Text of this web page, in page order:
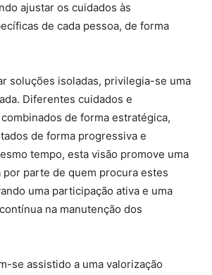
ajustar os cuidados às
de cada pessoa, de forma
soluções isoladas, privilegia-se uma
Diferentes cuidados e
de forma estratégica,
de forma progressiva e
tempo, esta visão promove uma
por parte de quem procura estes
uma participação ativa e uma
na manutenção dos
se assistido a uma valorização